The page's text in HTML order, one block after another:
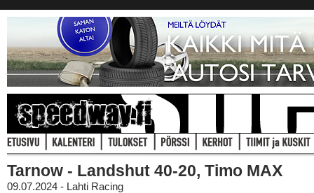
Tarnow - Landshut 40-20, Timo MAX
09.07.2024 - Lahti Racing